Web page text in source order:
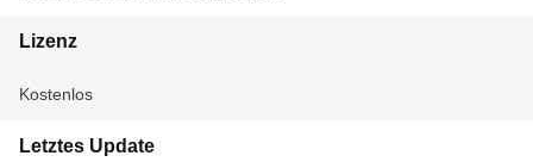
Lizenz
Kostenlos
Letztes Update